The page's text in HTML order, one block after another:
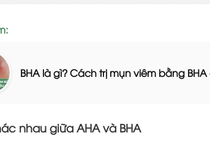
BHA là gì? Cách trị mụn viêm bằng
nhau giữa AHA và BHA